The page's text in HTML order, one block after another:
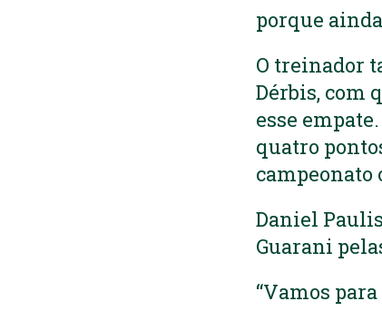
porque
O treinador
Dérbis, com
esse
quatro
campeonato
Daniel
Guarani
“Vamos